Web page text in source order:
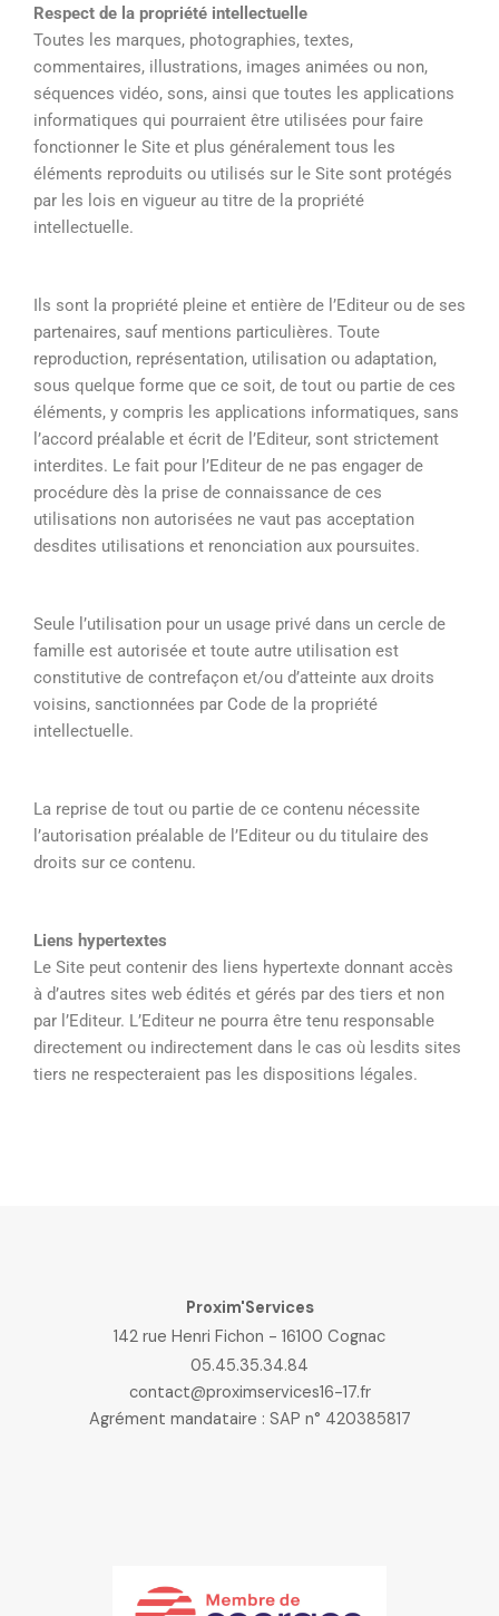
Respect de la propriété intellectuelle
Toutes les marques, photographies, textes,
commentaires, illustrations, images animées ou non,
séquences vidéo, sons, ainsi que toutes les applications
informatiques qui pourraient être utilisées pour faire
fonctionner le Site et plus généralement tous les
éléments reproduits ou utilisés sur le Site sont protégés
par les lois en vigueur au titre de la propriété
intellectuelle.
Ils sont la propriété pleine et entière de l’Editeur ou de ses
partenaires, sauf mentions particulières. Toute
reproduction, représentation, utilisation ou adaptation,
sous quelque forme que ce soit, de tout ou partie de ces
éléments, y compris les applications informatiques, sans
l’accord préalable et écrit de l’Editeur, sont strictement
interdites. Le fait pour l’Editeur de ne pas engager de
procédure dès la prise de connaissance de ces
utilisations non autorisées ne vaut pas acceptation
desdites utilisations et renonciation aux poursuites.
Seule l’utilisation pour un usage privé dans un cercle de
famille est autorisée et toute autre utilisation est
constitutive de contrefaçon et/ou d’atteinte aux droits
voisins, sanctionnées par Code de la propriété
intellectuelle.
La reprise de tout ou partie de ce contenu nécessite
l’autorisation préalable de l’Editeur ou du titulaire des
droits sur ce contenu.
Liens hypertextes
Le Site peut contenir des liens hypertexte donnant accès
à d’autres sites web édités et gérés par des tiers et non
par l’Editeur. L’Editeur ne pourra être tenu responsable
directement ou indirectement dans le cas où lesdits sites
tiers ne respecteraient pas les dispositions légales.
Proxim'Services
142 rue Henri Fichon - 16100 Cognac
05.45.35.34.84
contact@proximservices16-17.fr
Agrément mandataire : SAP n° 420385817